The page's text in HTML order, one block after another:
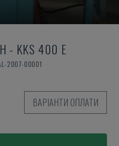
- KKS 400 E
2007-00001
ВАРІАНТИ ОПЛАТИ